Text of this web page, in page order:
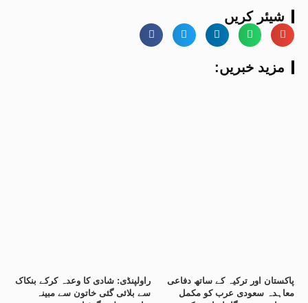
شیئر کریں
:مزید خبریں
راولپنڈی: شادی کا وعدہ کرکے بنکاک
سے بلائی گئی خاتون سے مبینہ
پاکستان اور ترکیہ کے ساتھ دفاعی
معاہدہ سعودی عرب کو مکمل